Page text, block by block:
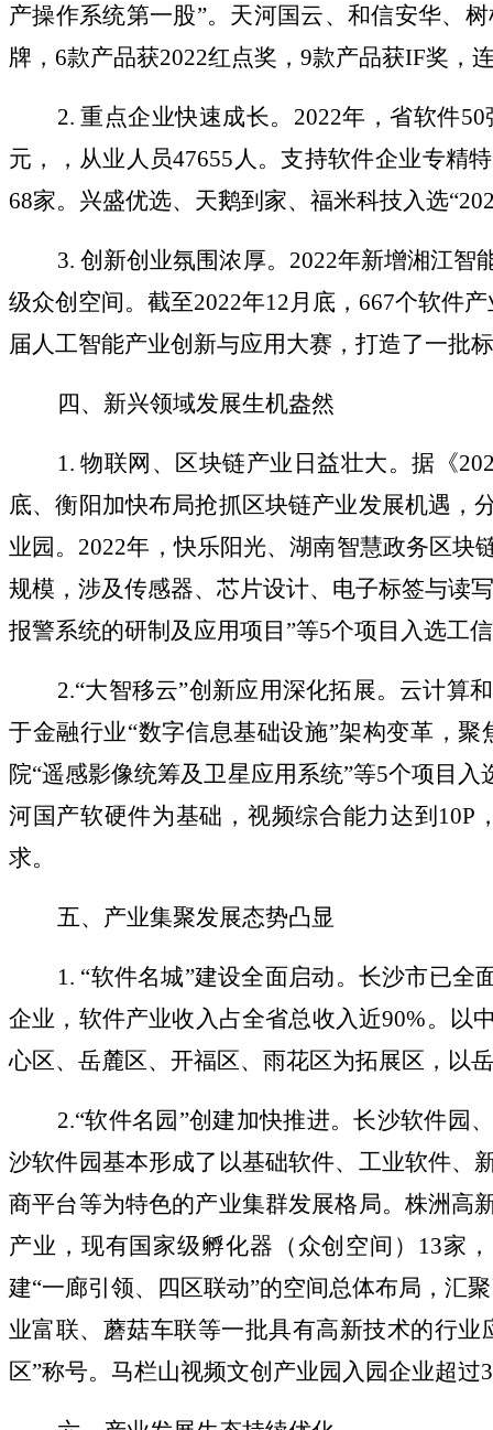
产操作系统第一股”。天河国云、和信安华、
牌，6款产品获2022红点奖，9款产品获IF奖，
2. 重点企业快速成长。2022年，省软件50
元，，从业人员47655人。支持软件企业专精
68家。兴盛优选、天鹅到家、福米科技入选
3. 创新创业氛围浓厚。2022年新增湘江智
级众创空间。截至2022年12月底，667个软件
届人工智能产业创新与应用大赛，打造了一批
四、新兴领域发展生机盎然
1. 物联网、区块链产业日益壮大。据《
底、衡阳加快布局抢抓区块链产业发展机遇，
业园。2022年，快乐阳光、湖南智慧政务区
规模，涉及传感器、芯片设计、电子标签与读
报警系统的研制及应用项目”等5个项目入选工
2.“大智移云”创新应用深化拓展。云计算和
于金融行业“数字信息基础设施”架构变革，
院“遥感影像统筹及卫星应用系统”等5个项目
河国产软硬件为基础，视频综合能力达到
求。
五、产业集聚发展态势凸显
1. “软件名城”建设全面启动。长沙市已全
企业，软件产业收入占全省总收入近90%。以
心区、岳麓区、开福区、雨花区为拓展区，以
2.“软件名园”创建加快推进。长沙软件园、
沙软件园基本形成了以基础软件、工业软件、
商平台等为特色的产业集群发展格局。株洲高
产业，现有国家级孵化器（众创空间）13家
建“一廊引领、四区联动”的空间总体布局，汇
业富联、蘑菇车联等一批具有高新技术的行
区”称号。马栏山视频文创产业园入园企业超